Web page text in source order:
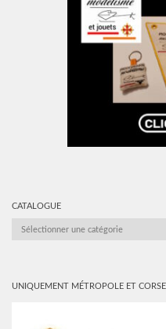
CATALOGUE
CATALOGUE
UNIQUEMENT MÉTROPOLE ET CORSE